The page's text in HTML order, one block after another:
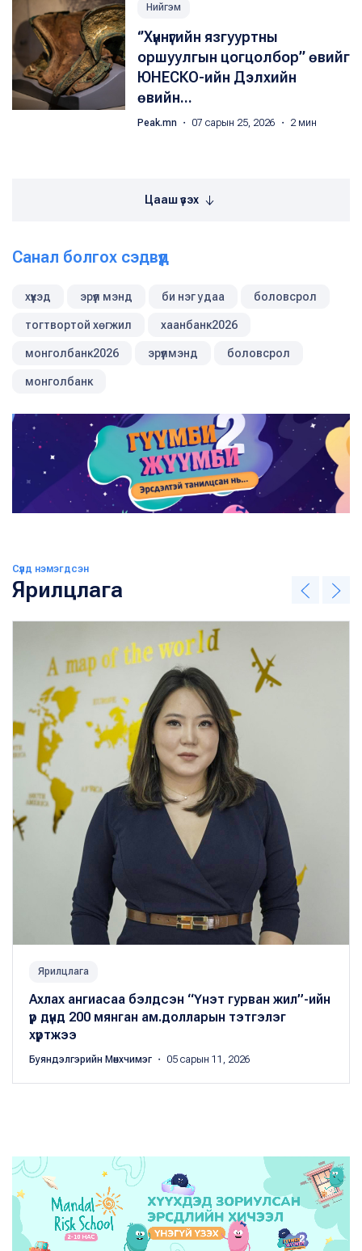
Нийгэм
‘’Хүннүгийн язгууртны
оршуулгын цогцолбор” өвийг
ЮНЕСКО-ийн Дэлхийн
өвийн...
Peak.mn ・ 07 сарын 25, 2026 ・ 2 мин
Цааш үзэх
Санал болгох сэдвүүд
хүүхэд эрүүл мэнд би нэг удаа боловсрол
тогтвортой хөгжил хаанбанк2026
монголбанк2026 эрүүлмэнд боловсрол
монголбанк
Сүүлд нэмэгдсэн
Ярилцлага
Ярилцлага
Ахлах ангиасаа бэлдсэн “Үнэт гурван жил”-ийн
үр дүнд 200 мянган ам.долларын тэтгэлэг
хүртжээ
Буяндэлгэрийн Мөнхчимэг ・ 05 сарын 11, 2026